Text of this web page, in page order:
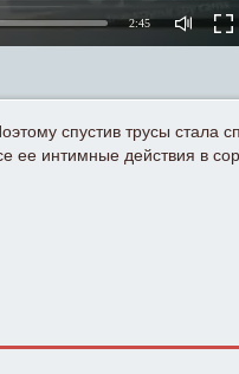
2:45
спустив трусы стала
ее интимные действия в